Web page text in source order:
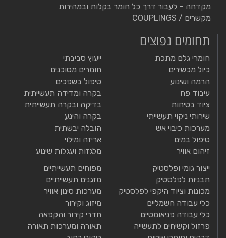
מקדחה – לעבור דרך כל חומר בקלות ובמהירות
מקשרים / COUPLINGS
תחומים נפוצים
חומרי גלם מתכת
כיול מכשירים
הרמה ושינוע
עיבוד פח
ציוד בטיחות
שירותי ניקוי תעשייתי
מערכות כיבוי אש
טיפול במים
זיהום אוויר
ייעוץ סביבתי
חומרים מסוכנים
טיפול בשפכים
בקרה ומדידה תעשייתית
בדיקה ובקרה תעשייתית
בקרה והינע
הובלה יבשתית
אריזה ומילוי
מלגזות ועגלות שינוע
ייצור גומי ופלסטיק
תבניות לפלסטיק
מכונות וציוד היקפי לפלסטיק
כלי עבודה חשמליים
כלי עבודה פניאומטיים
פרזול וקשיחים לתעשייה
מפוחים תעשייתיים
מזגנים תעשייתיים
מערכות סינון אוויר
מיזוג וקירור
חדרי קירור והקפאה
תאורה ומערכות תאורה